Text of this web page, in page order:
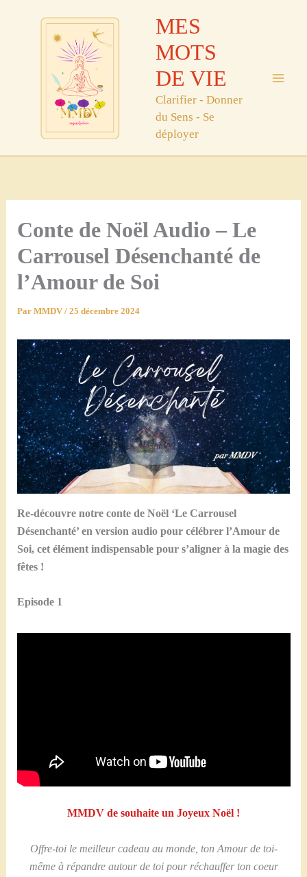
MES
MOTS
DE VIE
Clarifier - Donner
du Sens - Se
déployer
Conte de Noël Audio – Le
Carrousel Désenchanté de
l’Amour de Soi
Par MMDV / 25 décembre 2024
Re-découvre notre conte de Noël ‘Le Carrousel
Désenchanté’ en version audio pour célébrer l’Amour de
Soi, cet élément indispensable pour s’aligner à la magie des
fêtes !
Episode 1
MMDV de souhaite un Joyeux Noël !
Offre-toi le meilleur cadeau au monde, ton Amour de toi-
même à répandre autour de toi pour réchauffer ton coeur